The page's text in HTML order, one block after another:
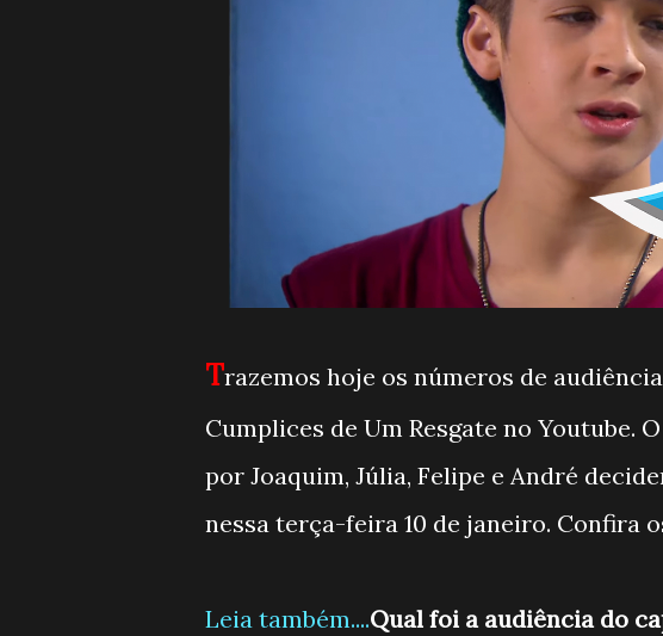
Trazemos hoje os números de
Cumplices de Um Resgate no Youtube.
por Joaquim, Júlia, Felipe e André
nessa terça-feira 10 de janeiro. Confira
Leia também....Qual foi a audiência do